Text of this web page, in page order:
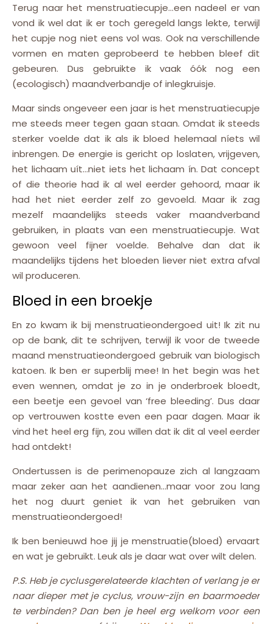
Terug naar het menstruatiecupje…een nadeel er van
vond ik wel dat ik er toch geregeld langs lekte, terwijl
het cupje nog niet eens vol was. Ook na verschillende
vormen en maten geprobeerd te hebben bleef dit
gebeuren. Dus gebruikte ik vaak óók nog een
(ecologisch) maandverbandje of inlegkruisje.
Maar sinds ongeveer een jaar is het menstruatiecupje
me steeds meer tegen gaan staan. Omdat ik steeds
sterker voelde dat ik als ik bloed helemaal níets wil
inbrengen. De energie is gericht op loslaten, vrijgeven,
het lichaam uít…niet iets het lichaam ín. Dat concept
of die theorie had ik al wel eerder gehoord, maar ik
had het niet eerder zelf zo gevoeld. Maar ik zag
mezelf maandelijks steeds vaker maandverband
gebruiken, in plaats van een menstruatiecupje. Wat
gewoon veel fijner voelde. Behalve dan dat ik
maandelijks tijdens het bloeden liever niet extra afval
wil produceren.
Bloed in een broekje
En zo kwam ik bij menstruatieondergoed uit! Ik zit nu
op de bank, dit te schrijven, terwijl ik voor de tweede
maand menstruatieondergoed gebruik van biologisch
katoen. Ik ben er superblij mee! In het begin was het
even wennen, omdat je zo in je onderbroek bloedt,
een beetje een gevoel van ‘free bleeding’. Dus daar
op vertrouwen kostte even een paar dagen. Maar ik
vind het heel erg fijn, zou willen dat ik dit al veel eerder
had ontdekt!
Ondertussen is de perimenopauze zich al langzaam
maar zeker aan het aandienen…maar voor zou lang
het nog duurt geniet ik van het gebruiken van
menstruatieondergoed!
Ik ben benieuwd hoe jij je menstruatie(bloed) ervaart
en wat je gebruikt. Leuk als je daar wat over wilt delen.
P.S. Heb je cyclusgerelateerde klachten of verlang je er
naar dieper met je cyclus, vrouw-zijn en baarmoeder
te verbinden? Dan ben je heel erg welkom voor een